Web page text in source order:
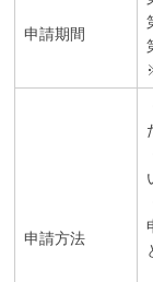
申請期間
申請方法